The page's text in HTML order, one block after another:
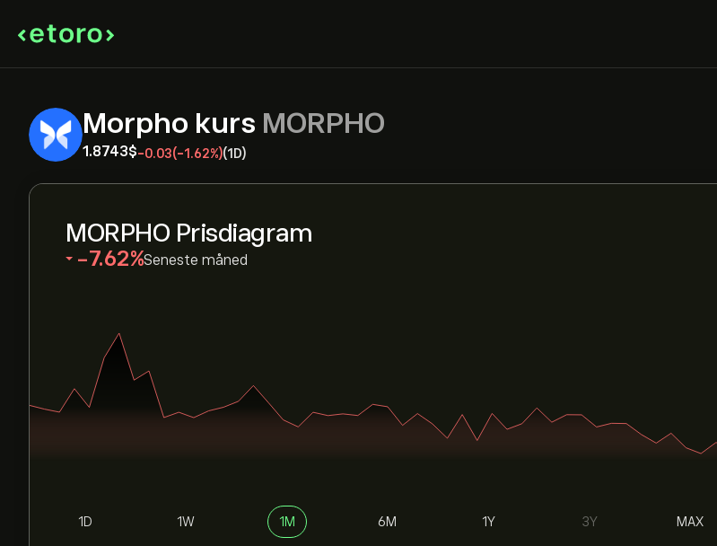
Morpho kurs MORPHO
1.8743‎$‎-0.03(-1.62%)(1D)
MORPHO Prisdiagram
‎-7.62‎ Seneste måned
1D 1W 1M 6M 1Y 3Y MAX